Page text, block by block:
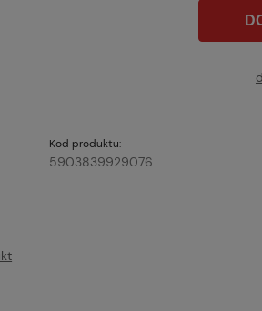
Kod produktu:
5903839929076